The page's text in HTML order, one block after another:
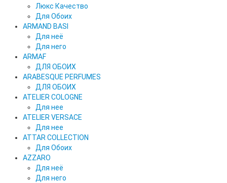
Люкс Качество
Для Обоих
ARMAND BASI
Для неё
Для него
ARMAF
ДЛЯ ОБОИХ
ARABESQUE PERFUMES
ДЛЯ ОБОИХ
ATELIER COLOGNE
Для нее
ATELIER VERSACE
Для нее
ATTAR COLLECTION
Для Обоих
AZZARO
Для неё
Для него